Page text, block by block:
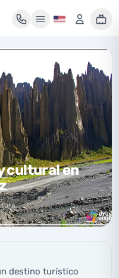
vacía
para añadirlo aquí.
cultural en
destino turístico